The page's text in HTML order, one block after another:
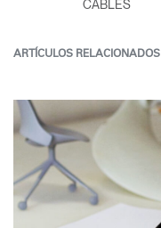
CABLES
ARTÍCULOS RELACIONADOS